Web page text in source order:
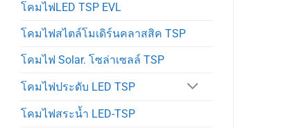
โคมไฟLED TSP EVL
โคมไฟสไตล์โมเดิร์นคลาสสิค TSP
โคมไฟ Solar. โซล่าเซลล์ TSP
โคมไฟประดับ LED TSP
โคมไฟสระน้ำ LED-TSP